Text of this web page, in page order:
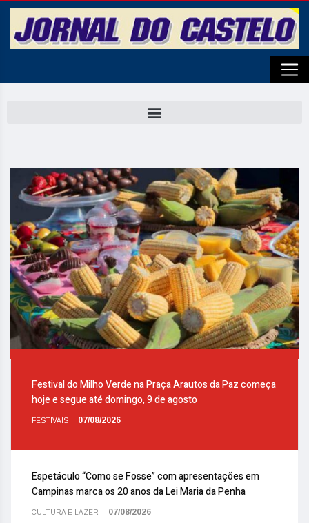
Festival do Milho Verde na Praça Arautos da Paz começa
hoje e segue até domingo, 9 de agosto
FESTIVAIS 07/08/2026
Espetáculo “Como se Fosse” com apresentações em
Campinas marca os 20 anos da Lei Maria da Penha
CULTURA E LAZER 07/08/2026